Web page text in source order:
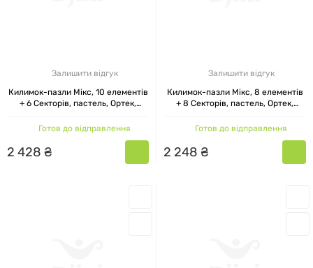
Залишити відгук
Килимок-пазли Мікс, 10 елементів
+ 6 Секторів, пастель, Ортек,
Готов до відправлення
2 428 ₴
Залишити відгук
Килимок-пазли Мікс, 8 елементів
+ 8 Секторів, пастель, Ортек,
Готов до відправлення
2 248 ₴